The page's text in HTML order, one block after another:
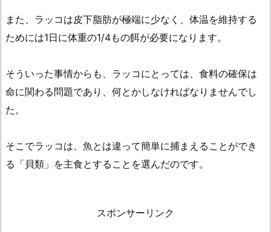
また、ラッコは皮下脂肪が極端に少なく、体温を維持する
ためには1日に体重の1/4もの餌が必要になります。
そういった事情からも、ラッコにとっては、食料の確保は
命に関わる問題であり、何とかしなければなりませんでし
た。
そこでラッコは、魚とは違って簡単に捕まえることができ
る「貝類」を主食とすることを選んだのです。
スポンサーリンク